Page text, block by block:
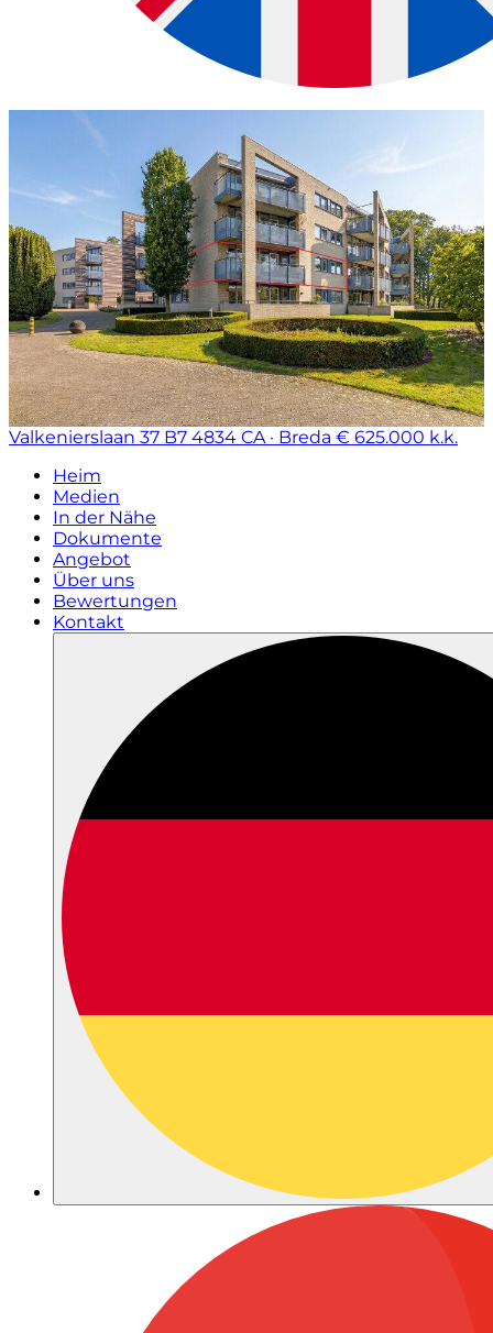
Valkenierslaan 37 B7 4834 CA · Breda € 625.000 k.k.
Heim
Medien
In der Nähe
Dokumente
Angebot
Über uns
Bewertungen
Kontakt